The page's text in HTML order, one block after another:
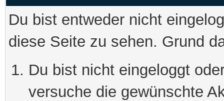
Du bist entweder nicht
diese Seite zu sehen. Grund
Du bist nicht eingeloggt
versuche die gewünschte